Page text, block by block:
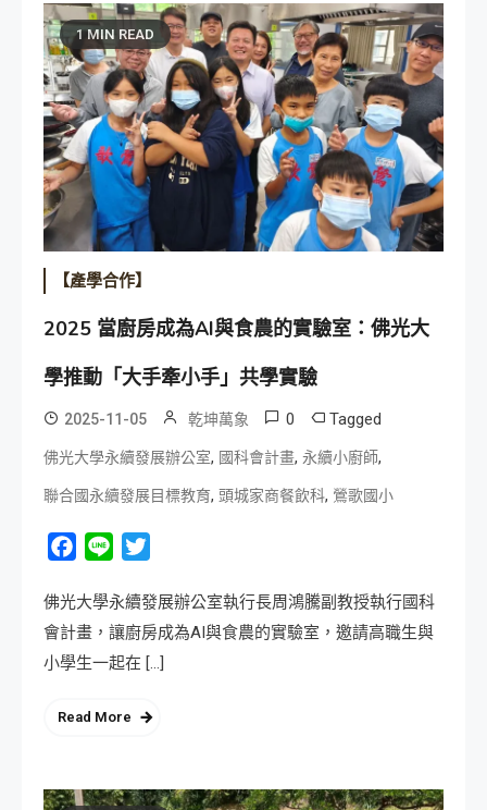
1 MIN READ
【產學合作】
2025 當廚房成為AI與食農的實驗室：佛光大
學推動「大手牽小手」共學實驗
2025-11-05 乾坤萬象 0 Tagged
佛光大學永續發展辦公室, 國科會計畫, 永續小廚師,
聯合國永續發展目標教育, 頭城家商餐飲科, 鶯歌國小
Facebook
Line
佛光大學永續發展辦公室執行長周鴻騰副教授執行國科
會計畫，讓廚房成為AI與食農的實驗室，邀請高職生與
小學生一起在 […]
Read More